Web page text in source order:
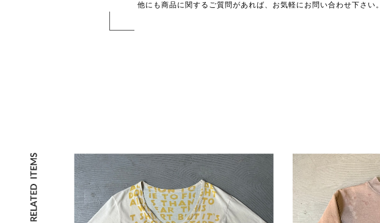
他にも商品に関するご質問があれば、お気軽にお問い合わせ下さい。